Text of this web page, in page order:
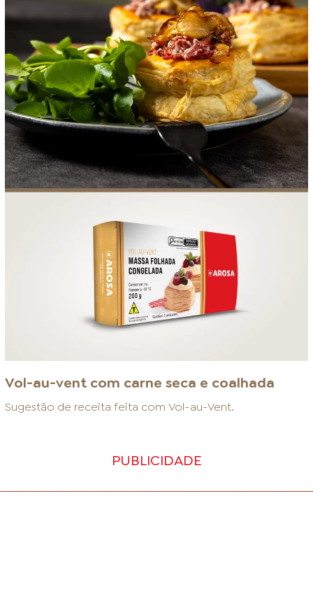
Vol-au-vent com carne seca e coalhada
Sugestão de receita feita com Vol-au-Vent.
PUBLICIDADE